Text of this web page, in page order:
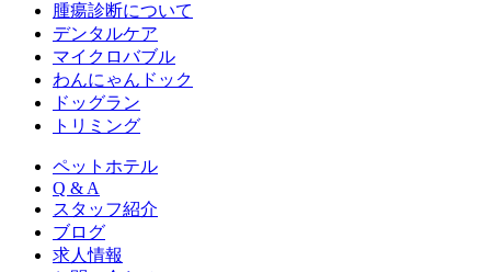
腫瘍診断について
デンタルケア
マイクロバブル
わんにゃんドック
ドッグラン
トリミング
ペットホテル
Q & A
スタッフ紹介
ブログ
求人情報